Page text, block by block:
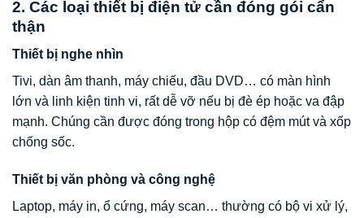
2. Các loại thiết bị điện tử cần đóng gói cẩn
thận
Thiết bị nghe nhìn
Tivi, dàn âm thanh, máy chiếu, đầu DVD… có màn hình
lớn và linh kiện tinh vi, rất dễ vỡ nếu bị đè ép hoặc va đập
mạnh. Chúng cần được đóng trong hộp có đệm mút và xốp
chống sốc.
Thiết bị văn phòng và công nghệ
Laptop, máy in, ổ cứng, máy scan… thường có bộ vi xử lý,